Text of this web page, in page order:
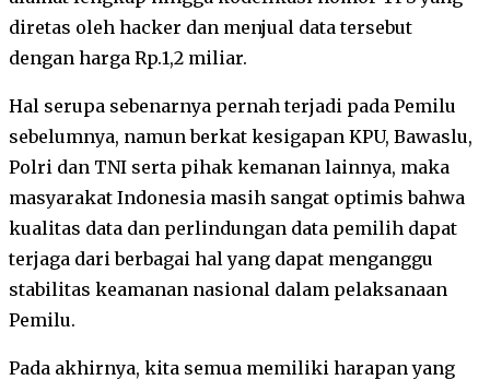
diretas oleh hacker dan menjual data tersebut
dengan harga Rp.1,2 miliar.
Hal serupa sebenarnya pernah terjadi pada Pemilu
sebelumnya, namun berkat kesigapan KPU, Bawaslu,
Polri dan TNI serta pihak kemanan lainnya, maka
masyarakat Indonesia masih sangat optimis bahwa
kualitas data dan perlindungan data pemilih dapat
terjaga dari berbagai hal yang dapat menganggu
stabilitas keamanan nasional dalam pelaksanaan
Pemilu.
Pada akhirnya, kita semua memiliki harapan yang